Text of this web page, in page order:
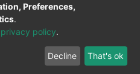
Preferences,
.
privacy policy.
Decline That's ok